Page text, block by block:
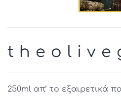
t h e o l i v e
250ml απ’ το εξαιρετικά